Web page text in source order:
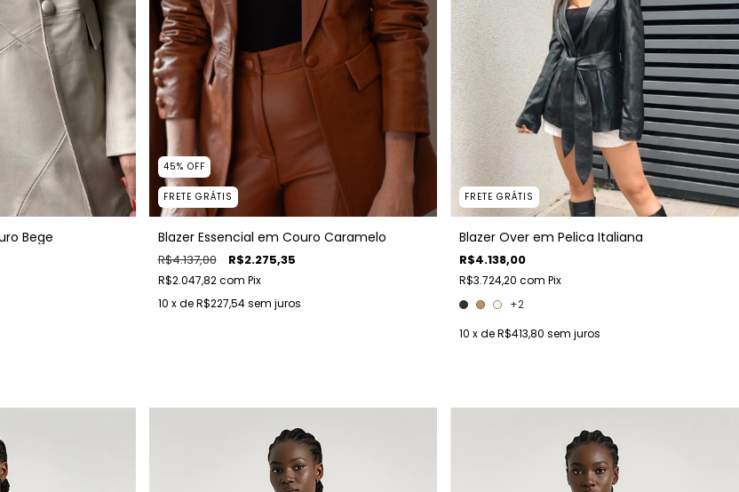
Bege
45% OFF
FRETE GRÁTIS
Blazer Essencial em Couro Caramelo
R$4.137,00 R$2.275,35
R$2.047,82com Pix
10 x deR$227,54 sem juros
FRETE GRÁTIS
Blazer Over em Pelica Italiana
R$4.138,00
R$3.724,20com Pix
+2
10 x deR$413,80 sem juros